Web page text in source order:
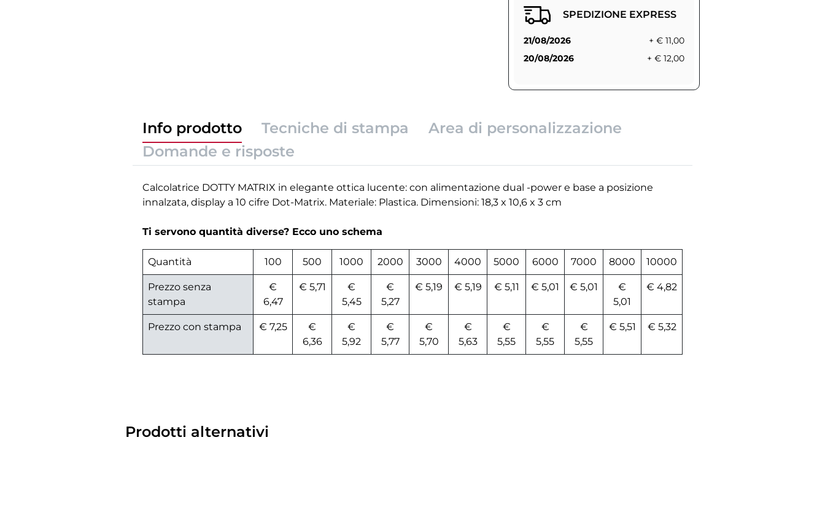
SPEDIZIONE EXPRESS
21/08/2026
+ € 11,00
20/08/2026
+ € 12,00
Info prodotto Tecniche di stampa
Area di personalizzazione
Domande e risposte
Calcolatrice DOTTY MATRIX in elegante ottica lucente: con alimentazione dual -power e base a posizione
innalzata, display a 10 cifre Dot-Matrix. Materiale: Plastica. Dimensioni: 18,3 x 10,6 x 3 cm
Ti servono quantità diverse? Ecco uno schema
Quantità 100 500 1000 2000 3000 4000 5000 6000 7000 8000 10000
Prezzo senza
stampa
€
6,47
€ 5,71
€
5,45
€
5,27
€ 5,19 € 5,19 € 5,11 € 5,01 € 5,01
€
5,01
€ 4,82
Prezzo con stampa € 7,25
€
6,36
€
5,92
€
5,77
€
5,70
€
5,63
€
5,55
€
5,55
€
5,55
€ 5,51 € 5,32
Prodotti alternativi